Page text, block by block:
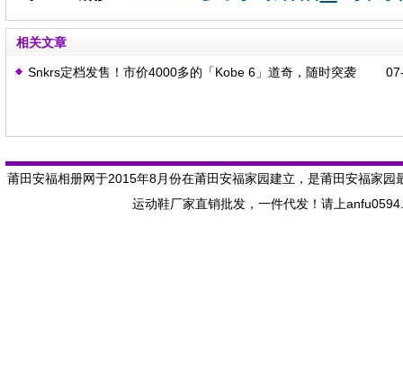
相关文章
Snkrs定档发售！市价4000多的「Kobe 6」道奇，随时突袭
莆田安福相册网于2015年8月份在莆田安福家园建立，是莆田安福家
运动鞋厂家直销批发，一件代发！请上